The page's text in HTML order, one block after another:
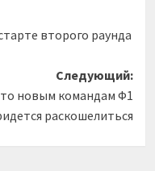
второго раунда
Следующий:
новым командам Ф1
раскошелиться